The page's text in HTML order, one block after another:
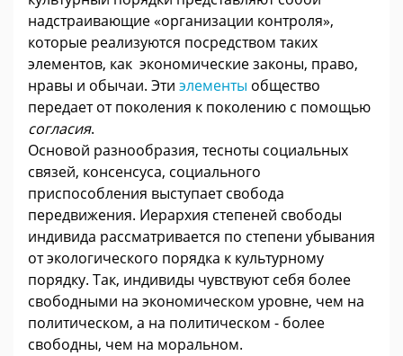
надстраивающие «организации контроля»,
которые реализуются посредством таких
элементов, как экономические законы, право,
нравы и обычаи. Эти элементы общество
передает от поколения к поколению с помощью
согласия.
Основой разнообразия, тесноты социальных
связей, консенсуса, социального
приспособления выступает свобода
передвижения. Иерархия степеней свободы
индивида рассматривается по степени убывания
от экологического порядка к культурному
порядку. Так, индивиды чувствуют себя более
свободными на экономическом уровне, чем на
политическом, а на политическом - более
свободны, чем на моральном.